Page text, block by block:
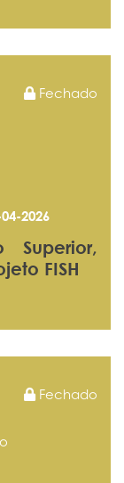
Fechado
2026
Superior,
FISH
Fechado